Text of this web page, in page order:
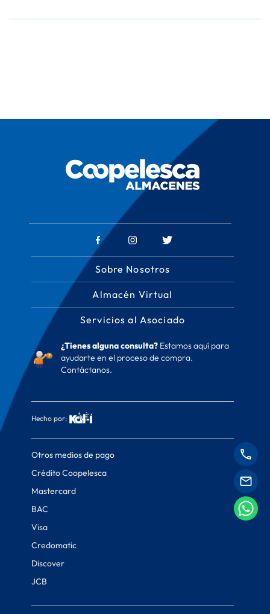
Sobre Nosotros
Almacén Virtual
Servicios al Asociado
¿Tienes alguna consulta?Estamos aquí para
ayudarte en el proceso de compra.
Contáctanos.
Hecho por:
Otros medios de pago
Crédito Coopelesca
Mastercard
BAC
Visa
Credomatic
Discover
JCB